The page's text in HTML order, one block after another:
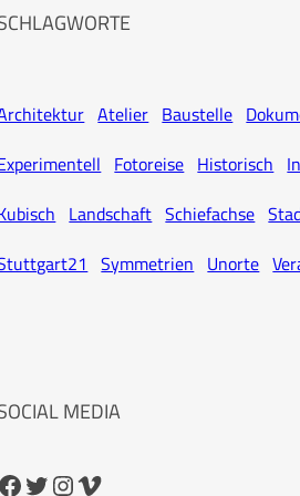
Atelier Baustelle
Fotoreise Historisch
Landschaft Schiefachse
Symmetrien Unorte
MEDIA
Twitter InstagramVimeo